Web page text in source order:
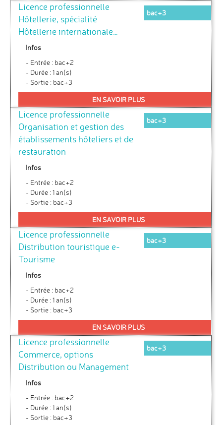
Licence professionnelle
Hôtellerie, spécialité
Hôtellerie internationale…
bac+3
Infos
- Entrée : bac+2
- Durée : 1 an(s)
- Sortie : bac+3
EN SAVOIR PLUS
Licence professionnelle
Organisation et gestion des
établissements hôteliers et de
restauration
bac+3
Infos
- Entrée : bac+2
- Durée : 1 an(s)
- Sortie : bac+3
EN SAVOIR PLUS
Licence professionnelle
Distribution touristique e-
Tourisme
bac+3
Infos
- Entrée : bac+2
- Durée : 1 an(s)
- Sortie : bac+3
EN SAVOIR PLUS
Licence professionnelle
Commerce, options
Distribution ou Management
bac+3
Infos
- Entrée : bac+2
- Durée : 1 an(s)
- Sortie : bac+3